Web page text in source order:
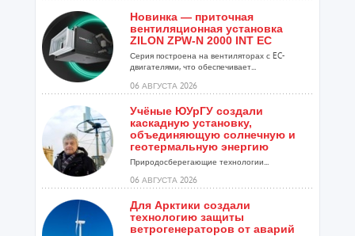
Новинка — приточная
вентиляционная установка
ZILON ZPW-N 2000 INT EC
Серия построена на вентиляторах с EC-
двигателями, что обеспечивает...
06 АВГУСТА 2026
Учёные ЮУрГУ создали
каскадную установку,
объединяющую солнечную и
геотермальную энергию
Природосберегающие технологии...
06 АВГУСТА 2026
Для Арктики создали
технологию защиты
ветрогенераторов от аварий